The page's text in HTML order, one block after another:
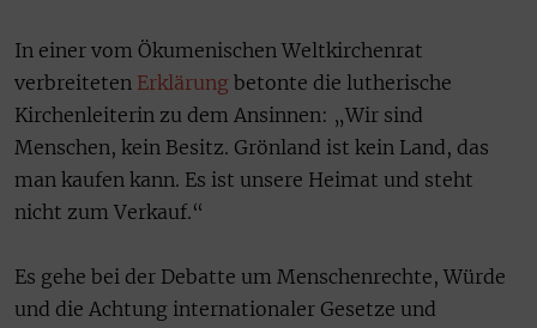
In einer vom Ökumenischen Weltkirchenrat
verbreiteten Erklärung betonte die lutherische
Kirchenleiterin zu dem Ansinnen: „Wir sind
Menschen, kein Besitz. Grönland ist kein Land, das
man kaufen kann. Es ist unsere Heimat und steht
nicht zum Verkauf.“
Es gehe bei der Debatte um Menschenrechte, Würde
und die Achtung internationaler Gesetze und